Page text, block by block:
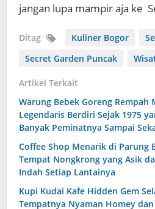
jangan lupa mampir aja ke
Ditag Kuliner Bogor
Secret Garden Puncak
Artikel Terkait
Warung Bebek Goreng Rempah
Legendaris Berdiri Sejak 1975
Banyak Peminatnya Sampai
Coffee Shop Menarik di Parung
Tempat Nongkrong yang Asik
Indah Setiap Lantainya
Kupi Kudai Kafe Hidden Gem
Tempatnya Nyaman Homey